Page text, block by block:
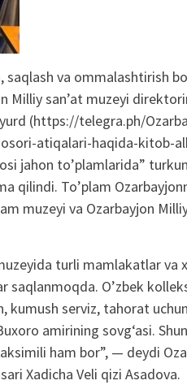
saqlash va ommalashtirish
Milliy san’at muzeyi
(https://telegra.ph/
atiqalari-haqida-kitob-
jahon to’plamlarida”
qilindi. To’plam
muzeyi va Ozarbayjon
turli mamlakatlar va
saqlanmoqda. O’zbek
kumush serviz, tahorat
amirining sovgʻasi.
ham bor”, — deydi
Xadicha Veli qizi Asadova.